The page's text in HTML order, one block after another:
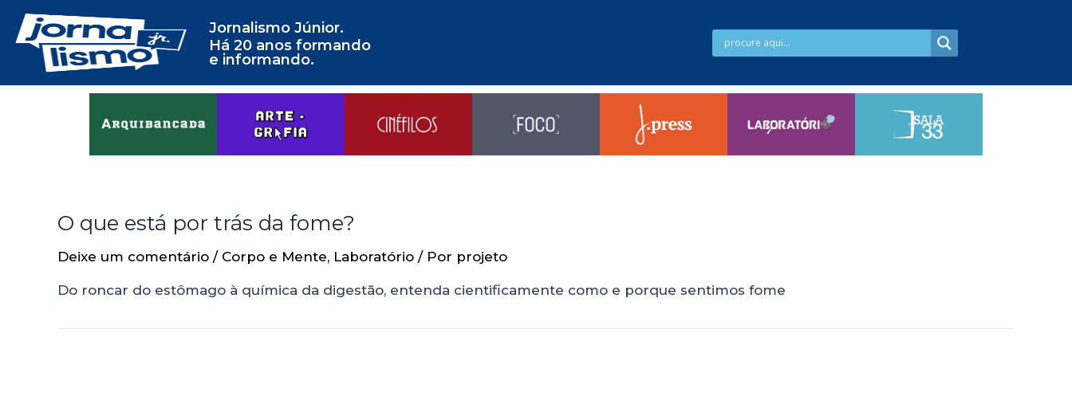
Jornalismo Júnior.
Há 20 anos formando
e informando.
O que está por trás da fome?
Deixe um comentário / Corpo e Mente, Laboratório / Por projeto
Do roncar do estômago à química da digestão, entenda cientificamente como e porque sentimos fome